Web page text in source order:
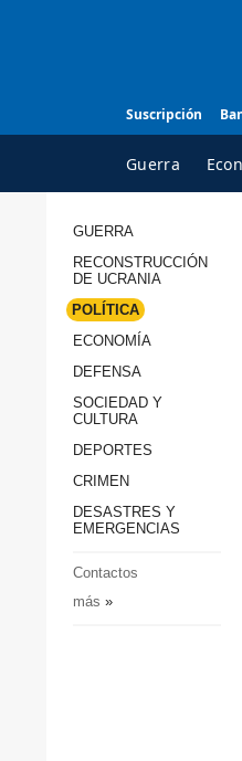
Suscripción
Guerra
TODAS
GUERRA
RECONSTRUCCIÓN
DE UCRANIA
POLÍTICA
ECONOMÍA
DEFENSA
SOCIEDAD Y
CULTURA
DEPORTES
CRIMEN
DESASTRES Y
EMERGENCIAS
Contactos
más »